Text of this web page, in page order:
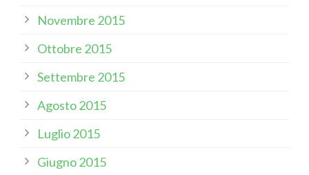
Novembre 2015
Ottobre 2015
Settembre 2015
Agosto 2015
Luglio 2015
Giugno 2015